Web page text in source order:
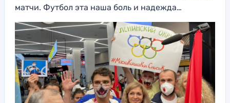
матчи. Футбол эта наша боль и надежда…